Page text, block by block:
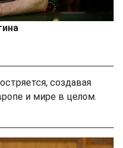
создавая
и мире в целом.